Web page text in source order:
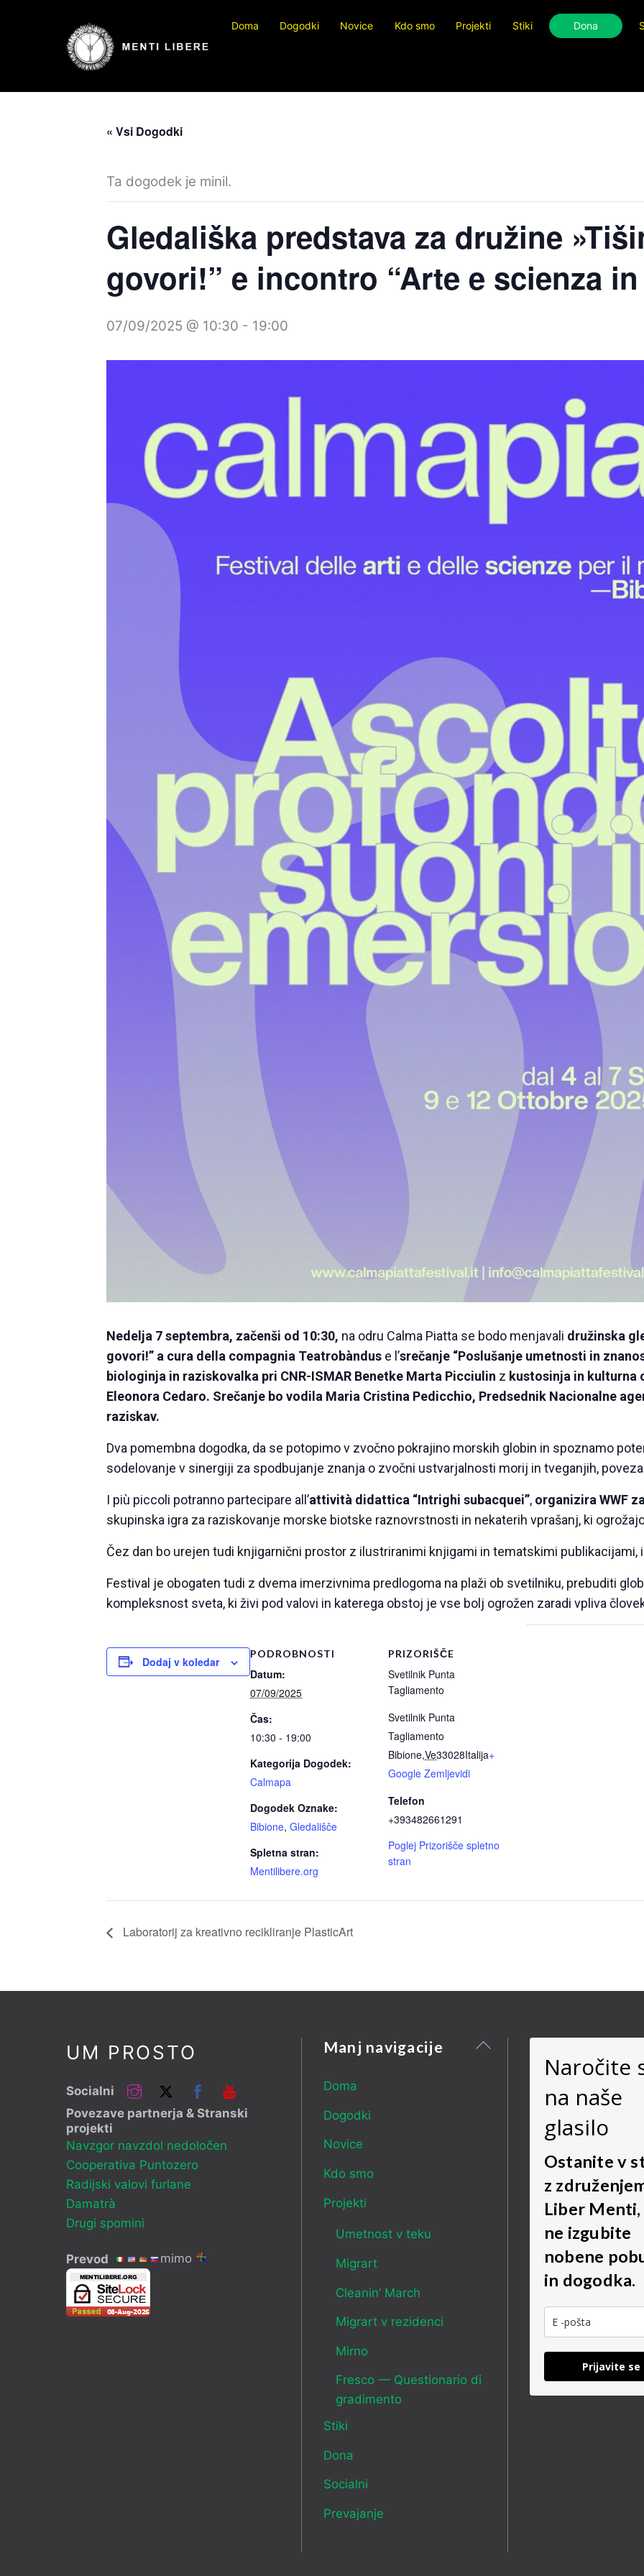
Doma Dogodki Novice Kdo smo Projekti Stiki Dona
« Vsi Dogodki
Ta dogodek je minil.
Gledališka predstava za družine
govori!” e incontro “Arte e scienza
07/09/2025 @ 10:30 - 19:00
Nedelja 7 septembra, začenši od 10:30, na odru Calma Piatta se bodo menjavali družinska
govori!” a cura della compagnia Teatrobàndus e l’srečanje “Poslušanje umetnosti in
biologinja in raziskovalka pri CNR-ISMAR Benetke Marta Picciulin z kustosinja in kulturna
Eleonora Cedaro. Srečanje bo vodila Maria Cristina Pedicchio, Predsednik Nacionalne
raziskav.
Dva pomembna dogodka, da se potopimo v zvočno pokrajino morskih globin in spoznamo
sodelovanje v sinergiji za spodbujanje znanja o zvočni ustvarjalnosti morij in tveganjih,
I più piccoli potranno partecipare all’attività didattica “Intrighi subacquei”, organizira WWF
skupinska igra za raziskovanje morske biotske raznovrstnosti in nekaterih vprašanj, ki
Čez dan bo urejen tudi knjigarnični prostor z ilustriranimi knjigami in tematskimi publikacijami,
Festival je obogaten tudi z dvema imerzivnima predlogoma na plaži ob svetilniku, prebuditi
kompleksnost sveta, ki živi pod valovi in ​​katerega obstoj je vse bolj ogrožen zaradi vpliva
Dodaj v koledar
PODROBNOSTI
Datum:
07/09/2025
Čas:
10:30 - 19:00
Kategorija Dogodek:
Calmapa
Dogodek Oznake:
Bibione, Gledališče
Spletna stran:
Mentilibere.org
PRIZORIŠČE
Svetilnik Punta
Tagliamento
Svetilnik Punta
Tagliamento
Bibione,Ve33028Italija+
Google Zemljevidi
Telefon
+393482661291
Poglej Prizorišče spletno
stran
Laboratorij za kreativno recikliranje PlasticArt
Nazaj
UM PROSTO
Socialni
InstagramTwitter Facebook
Povezave partnerja & Stranski
projekti
Navzgor navzdol nedoločen
Cooperativa Puntozero
Radijski valovi furlane
Damatrà
Drugi spomini
Prevod mimo
Manj navigacije
Doma
Dogodki
Novice
Kdo smo
Projekti
Umetnost v teku
Migrart
Cleanin’ March
Migrart v rezidenci
Mirno
Fresco — Questionario di
gradimento
Stiki
Dona
Socialni
Prevajanje
Naročite
na naše
glasilo
Ostanite v
z
Liber Menti,
ne izgubite
nobene
in dogodka.
Prijavite se